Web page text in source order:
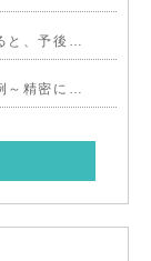
と、予後…
～精密に…